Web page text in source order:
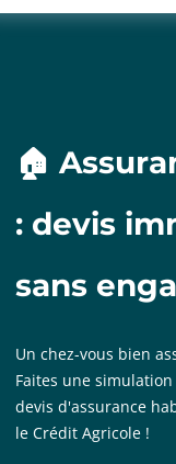
🏠
: devis
sans
Un chez-vous bien
Faites une
devis d'assurance
le Crédit Agricole !